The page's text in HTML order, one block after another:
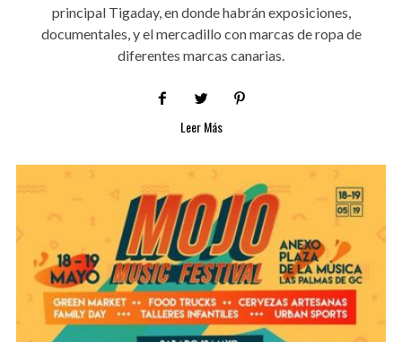
principal Tigaday, en donde habrán exposiciones,
documentales, y el mercadillo con marcas de ropa de
diferentes marcas canarias.
Leer Más